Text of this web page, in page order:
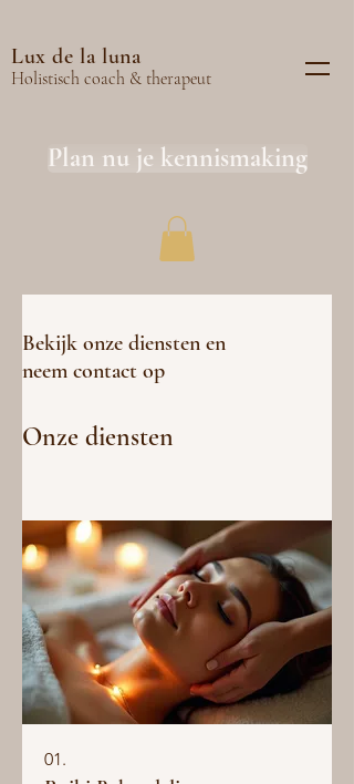
Lux de la luna
Holistisch coach & therapeut
Plan nu je kennismaking
Bekijk onze diensten en
neem contact op
Onze diensten
01.